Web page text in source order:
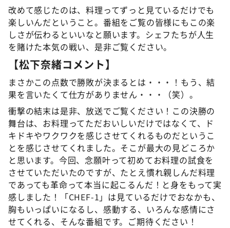
改めて感じたのは、料理ってずっと見ているだけでも
楽しいんだということ。番組をご覧の皆様にもこの楽
しさが伝わるといいなと願います。シェフたちが人生
を賭けた本気の戦い、是非ご覧ください。
【松下奈緒コメント】
まさかこの点数で勝敗が決まるとは・・・！もう、結
果を言いたくて仕方がありません・・・（笑）。
衝撃の結末は是非、放送でご覧ください！この決勝の
舞台は、お料理ってただおいしいだけではなくて、ド
キドキやワクワクを感じさせてくれるものだというこ
とを感じさせてくれました。そこが最大の見どころか
と思います。今回、念願叶って初めてお料理の試食を
させていただいたのですが、たとえ慣れ親しんだ料理
であっても革命って本当に起こるんだ！と身をもって実
感しました！「CHEF-1」は見ているだけでおなかも、
胸もいっぱいになるし、感動する、いろんな感情にさ
せてくれる、そんな番組です。ご期待ください！